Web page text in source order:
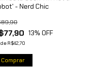
- Nerd Chic
13% OFF
de R$42,70
Comprar